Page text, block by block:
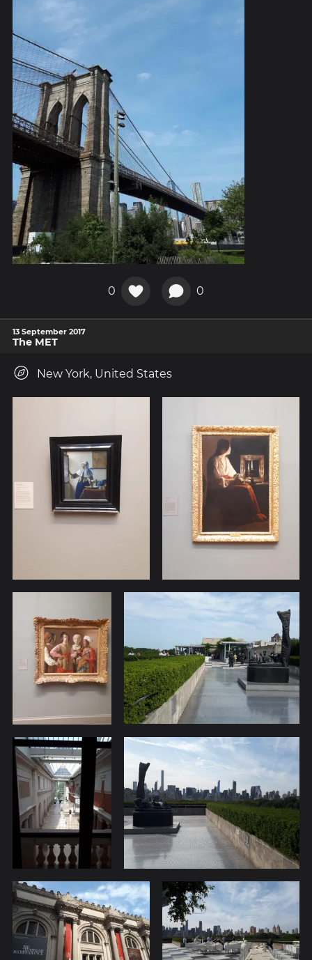
0 0
13 September 2017
The MET
New York, United States